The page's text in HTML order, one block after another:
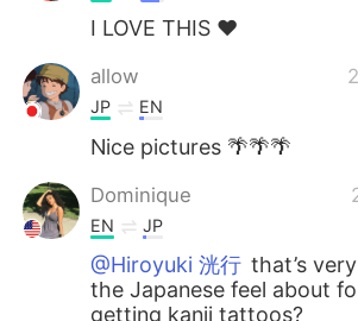
I LOVE THIS ❤️
allow
JP EN
Nice pictures 🌴🌴🌴
Dominique
EN JP
@Hiroyuki 洸行 that’s
the Japanese feel about
getting kanji tattoos?